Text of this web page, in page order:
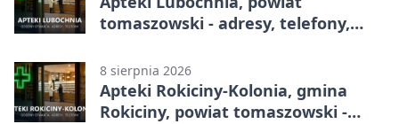
tomaszowski - adresy, telefony,
8 sierpnia 2026
Apteki Rokiciny-Kolonia, gmina
Rokiciny, powiat tomaszowski -